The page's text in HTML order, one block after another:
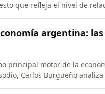
que refleja el nivel de
argentina:
principal motor de la
Carlos Burgueño